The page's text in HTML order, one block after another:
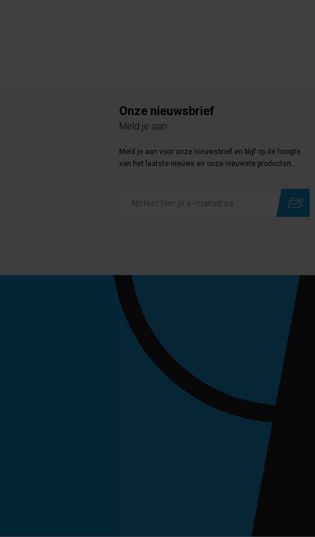
Onze nieuwsbrief
Meld je aan
Meld je aan voor onze nieuwsbrief en blijf op de hoogte
van het laatste nieuws en onze nieuwste producten.